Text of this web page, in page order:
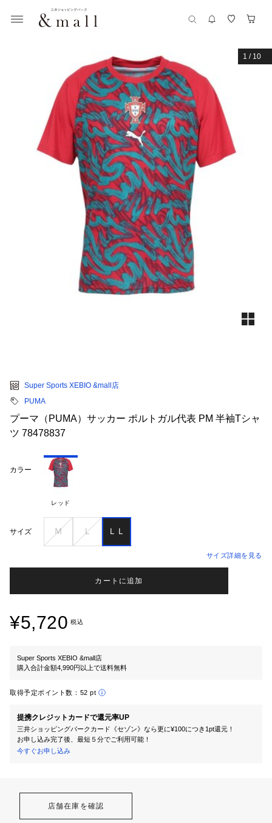
1 / 10
Super Sports XEBIO &mall店
PUMA
プーマ（PUMA）サッカー ポルトガル代表 PM 半袖Tシャ
ツ 78478837
カラー
レッド
サイズ Ｍ Ｌ ＬＬ
サイズ詳細を見る
カートに追加
¥5,720 税込
Super Sports XEBIO &mall店
購入合計金額4,990円以上で送料無料
取得予定ポイント数： 52 pt
提携クレジットカードで還元率UP
三井ショッピングパークカード《セゾン》なら更に¥100につき1pt還元！
お申し込み完了後、最短５分でご利用可能！
今すぐお申し込み
店舗在庫を確認